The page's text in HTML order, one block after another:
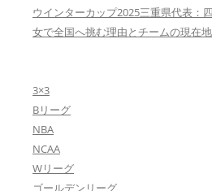
ウインターカップ2025三重県代表：
女で全国へ挑む理由とチームの現在地
3×3
Bリーグ
NBA
NCAA
Wリーグ
ゴールデンリーグ